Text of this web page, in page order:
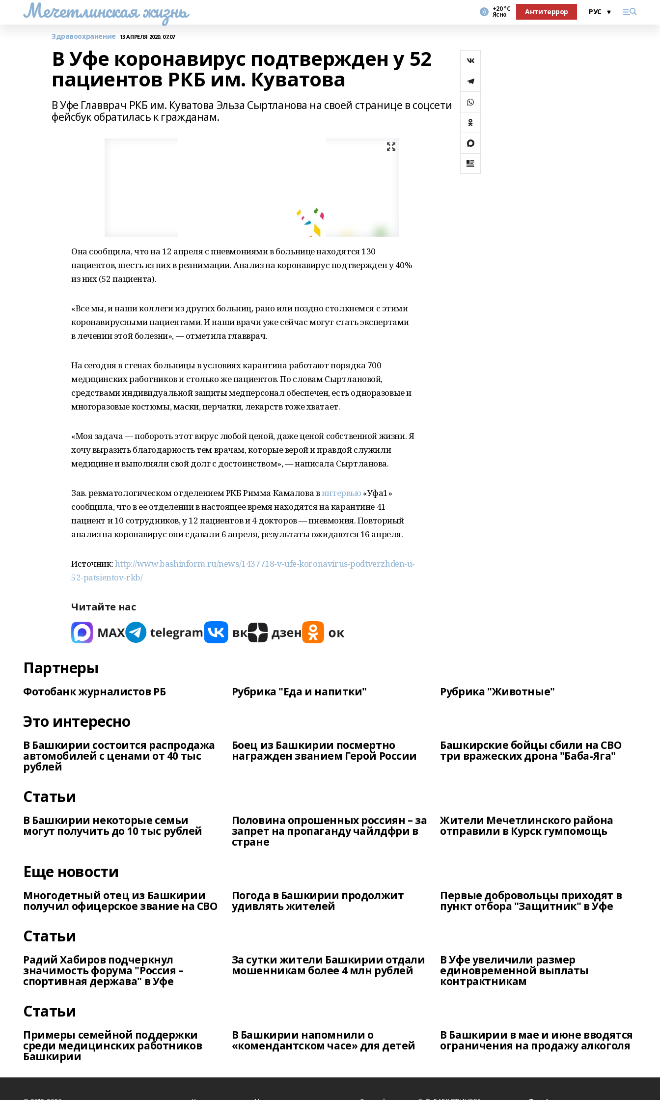
Мечетлинская жизнь +20 °С
Ясно Антитеррор
Здравоохранение 13 АПРЕЛЯ 2020, 07:07
В Уфе коронавирус подтвержден у 52
пациентов РКБ им. Куватова
В Уфе Главврач РКБ им. Куватова Эльза Сыртланова на своей странице в соцсети
фейсбук обратилась к гражданам.
Она сообщила, что на 12 апреля с пневмониями в больнице находятся 130
пациентов, шесть из них в реанимации. Анализ на коронавирус подтвержден у 40%
из них (52 пациента).
«Все мы, и наши коллеги из других больниц, рано или поздно столкнемся с этими
коронавирусными пациентами. И наши врачи уже сейчас могут стать экспертами
в лечении этой болезни», — отметила главврач.
На сегодня в стенах больницы в условиях карантина работают порядка 700
медицинских работников и столько же пациентов. По словам Сыртлановой,
средствами индивидуальной защиты медперсонал обеспечен, есть одноразовые и
многоразовые костюмы, маски, перчатки, лекарств тоже хватает.
«Моя задача — побороть этот вирус любой ценой, даже ценой собственной жизни. Я
хочу выразить благодарность тем врачам, которые верой и правдой служили
медицине и выполняли свой долг с достоинством», — написала Сыртланова.
Зав. ревматологическом отделением РКБ Римма Камалова винтервью «Уфа1»
сообщила, что в ее отделении в настоящее время находятся на карантине 41
пациент и 10 сотрудников, у 12 пациентов и 4 докторов — пневмония. Повторный
анализ на коронавирус они сдавали 6 апреля, результаты ожидаются 16 апреля.
Источник:http://www.bashinform.ru/news/1437718-v-ufe-koronavirus-podtverzhden-u-
52-patsientov-rkb/
Читайте нас
Партнеры
Фотобанк журналистов РБ Рубрика "Еда и напитки" Рубрика "Животные"
Это интересно
В Башкирии состоится распродажа
автомобилей с ценами от 40 тыс
рублей
Боец из Башкирии посмертно
награжден званием Герой России
Башкирские бойцы сбили на СВО
три вражеских дрона "Баба-Яга"
Статьи
В Башкирии некоторые семьи
могут получить до 10 тыс рублей
Половина опрошенных россиян – за
запрет на пропаганду чайлдфри в
стране
Жители Мечетлинского района
отправили в Курск гумпомощь
Еще новости
Многодетный отец из Башкирии
получил офицерское звание на СВО
Погода в Башкирии продолжит
удивлять жителей
Первые добровольцы приходят в
пункт отбора "Защитник" в Уфе
Статьи
Радий Хабиров подчеркнул
значимость форума "Россия –
спортивная держава" в Уфе
За сутки жители Башкирии отдали
мошенникам более 4 млн рублей
В Уфе увеличили размер
единовременной выплаты
контрактникам
Статьи
Примеры семейной поддержки
среди медицинских работников
Башкирии
В Башкирии напомнили о
«комендантском часе» для детей
В Башкирии в мае и июне вводятся
ограничения на продажу алкоголя